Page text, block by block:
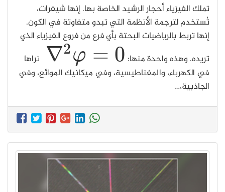
تملك الفيزياء أحجار الرشيد الخاصة بها. إنها شيفرات،
تُستخدم لترجمة الأنظمة التي تبدو متفاوتة في الكون.
إنها تربط بالرياضيات البحتة بأي فرع من فروع الفيزياء الذي
تريده. وهذه واحدة منها:
∇2φ = 0
∇2φ
نراها
في الكهرباء، والمغناطيسية، وفي ميكانيك الموائع، وفي
الجاذبية،…